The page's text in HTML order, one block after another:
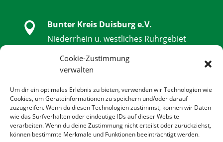
Cookie-Zustimmung
verwalten
Um dir ein optimales Erlebnis zu bieten, verwenden wir Technologien wie
Cookies, um Geräteinformationen zu speichern und/oder darauf
zuzugreifen. Wenn du diesen Technologien zustimmst, können wir Daten
wie das Surfverhalten oder eindeutige IDs auf dieser Website
verarbeiten. Wenn du deine Zustimmung nicht erteilst oder zurückziehst,
können bestimmte Merkmale und Funktionen beeinträchtigt werden.

Bunter Kreis Duisburg e.V.
Niederrhein u. westliches Ruhrgebiet
 0203 - 9 85 79 14 - 14